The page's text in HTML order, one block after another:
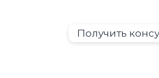
Получить